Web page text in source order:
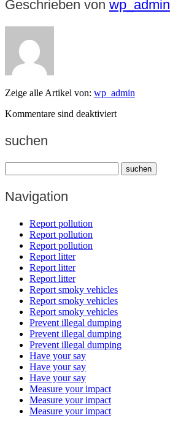
Geschrieben von wp_admin
Zeige alle Artikel von: wp_admin
Kommentare sind deaktiviert
suchen
Navigation
Report pollution
Report pollution
Report pollution
Report litter
Report litter
Report litter
Report smoky vehicles
Report smoky vehicles
Report smoky vehicles
Prevent illegal dumping
Prevent illegal dumping
Prevent illegal dumping
Have your say
Have your say
Have your say
Measure your impact
Measure your impact
Measure your impact